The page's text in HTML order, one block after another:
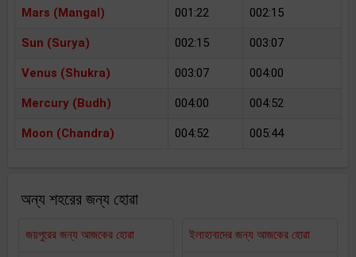
Mars (Mangal) 001:22 002:15
Sun (Surya) 002:15 003:07
Venus (Shukra) 003:07 004:00
Mercury (Budh) 004:00 004:52
Moon (Chandra) 004:52 005:44
অন্য শহরের জন্য হোৱা
জয়পুরের জন্য আজকের হোৱা ইলাহাবাদের জন্য আজকের হোৱা